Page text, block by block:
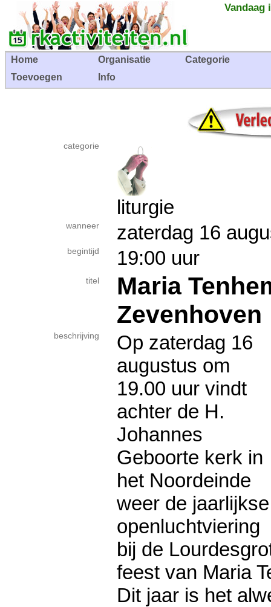
Vandaag
Home Organisatie
Categorie
Toevoegen
Info
categorie
liturgie
wanneer zaterdag 16
begintijd 19:00 uur
titel
Maria
Zevenhoven
beschrijving
Op zaterdag 16
augustus om
19.00 uur vindt
achter de H.
Johannes
Geboorte kerk in
het Noordeinde
weer de jaarlijkse
openluchtviering
bij de
feest van Maria
Dit jaar is het